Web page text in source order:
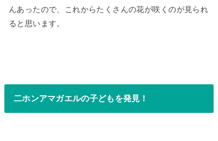
んあったので、これからたくさんの花が咲くのが見られ
ると思います。
二ホンアマガエルの子どもを発見！